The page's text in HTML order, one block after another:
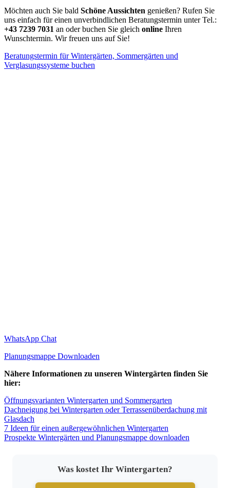
Möchten auch Sie bald Schöne Aussichten genießen? Rufen Sie
uns einfach für einen unverbindlichen Beratungstermin unter Tel.:
+43 7239 7031 an oder buchen Sie gleich online Ihren
Wunschtermin. Wir freuen uns auf Sie!
Beratungstermin für Wintergärten, Sommergärten und
Verglasungssysteme buchen
WhatsApp Chat
Planungsmappe Downloaden
Nähere Informationen zu unseren Wintergärten finden Sie
hier:
Öffnungsvarianten Wintergarten und Sommergarten
Dachneigung bei Wintergarten oder Terrassenüberdachung mit
Glasdach
7 Ideen für einen außergewöhnlichen Wintergarten
Prospekte Wintergärten und Planungsmappe downloaden
Was kostet Ihr Wintergarten?